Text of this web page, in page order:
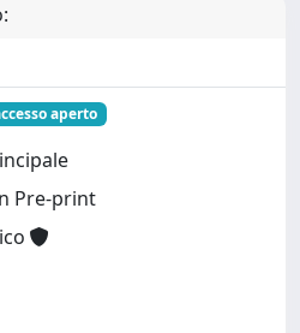
aperto
Pre-print